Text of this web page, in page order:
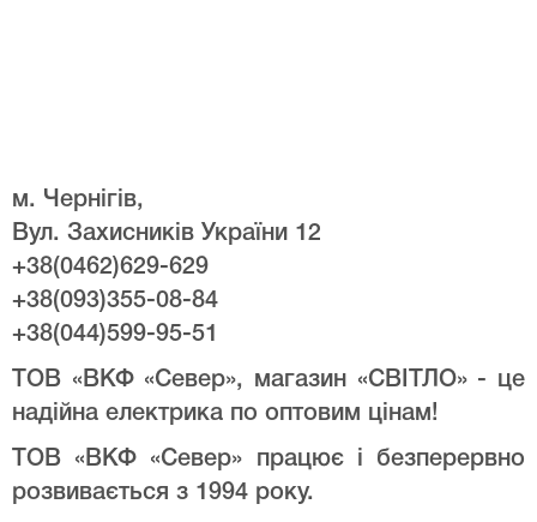
м. Чернігів,
Вул. Захисників України 12
+38(0462)629-629
+38(093)355-08-84
+38(044)599-95-51
ТОВ «ВКФ «Север», магазин «СВІТЛО» - це
надійна електрика по оптовим цінам!
ТОВ «ВКФ «Север» працює і безперервно
розвивається з 1994 року.